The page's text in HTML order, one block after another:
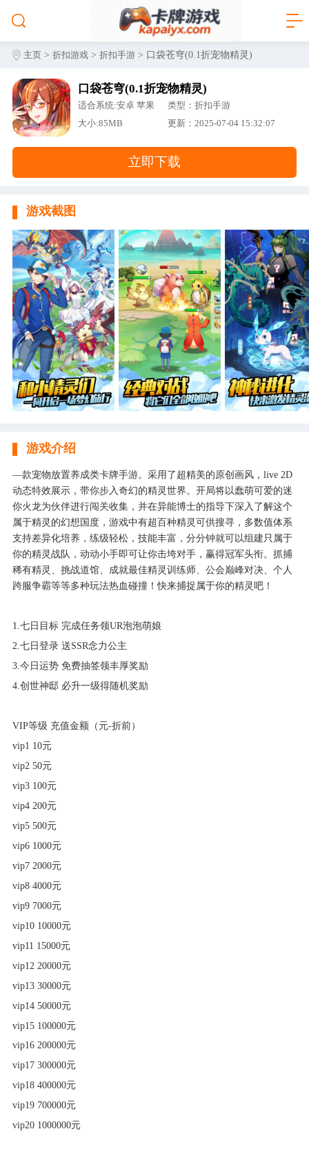
主页 >折扣游戏 >折扣手游 > 口袋苍穹(0.1折宠物精灵)
口袋苍穹(0.1折宠物精灵)
适合系统:安卓 苹果
类型：折扣手游
大小:85MB
更新：2025-07-04 15:32:07
立即下载
游戏截图
游戏介绍
—款宠物放置养成类卡牌手游。采用了超精美的原创画风，live 2D
动态特效展示，带你步入奇幻的精灵世界。开局将以蠢萌可爱的迷
你火龙为伙伴进行闯关收集，并在异能博士的指导下深入了解这个
属于精灵的幻想国度，游戏中有超百种精灵可供搜寻，多数值体系
支持差异化培养，练级轻松，技能丰富，分分钟就可以组建只属于
你的精灵战队，动动小手即可让你击垮对手，赢得冠军头衔。抓捕
稀有精灵、挑战道馆、成就最佳精灵训练师、公会巅峰对决、个人
跨服争霸等等多种玩法热血碰撞！快来捕捉属于你的精灵吧！
1.七日目标 完成任务领UR泡泡萌娘
2.七日登录 送SSR念力公主
3.今日运势 免费抽签领丰厚奖励
4.创世神邸 必升一级得随机奖励
VIP等级 充值金额（元-折前）
vip1 10元
vip2 50元
vip3 100元
vip4 200元
vip5 500元
vip6 1000元
vip7 2000元
vip8 4000元
vip9 7000元
vip10 10000元
vip11 15000元
vip12 20000元
vip13 30000元
vip14 50000元
vip15 100000元
vip16 200000元
vip17 300000元
vip18 400000元
vip19 700000元
vip20 1000000元